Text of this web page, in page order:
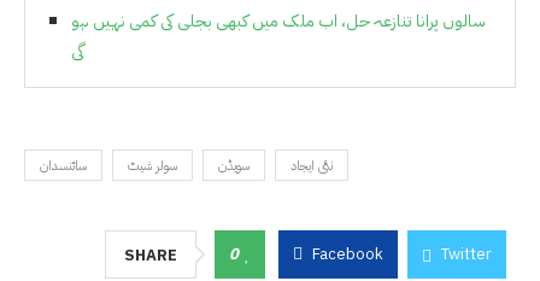
سالوں پرانا تنازعہ حل، اب ملک میں کبھی بجلی کی کمی نہیں ہو
گی
سائنسدان سولر شیٹ سویڈن نئی ایجاد
SHARE 0 Facebook Twitter